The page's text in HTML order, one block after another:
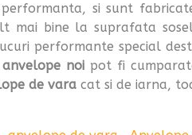
si sunt
mai bine la suprafata
performante special
anvelope noipot fi
de vara cat si de iarna,